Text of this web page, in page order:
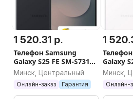
1 520.31 р.
Телефон Samsung
Galaxy S25 FE SM-S731B
8GB/128GB (черный)
Минск, Центральный
Онлайн-заказ Гарантия
1
Galaxy
8GB/
Минск,
Онлайн-